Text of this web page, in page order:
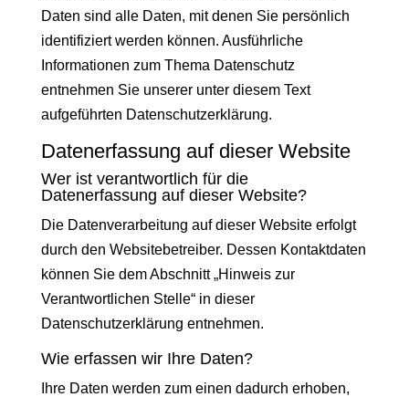
Daten sind alle Daten, mit denen Sie persönlich
identifiziert werden können. Ausführliche
Informationen zum Thema Datenschutz
entnehmen Sie unserer unter diesem Text
aufgeführten Datenschutzerklärung.
Datenerfassung auf dieser Website
Wer ist verantwortlich für die
Datenerfassung auf dieser Website?
Die Datenverarbeitung auf dieser Website erfolgt
durch den Websitebetreiber. Dessen Kontaktdaten
können Sie dem Abschnitt „Hinweis zur
Verantwortlichen Stelle“ in dieser
Datenschutzerklärung entnehmen.
Wie erfassen wir Ihre Daten?
Ihre Daten werden zum einen dadurch erhoben,